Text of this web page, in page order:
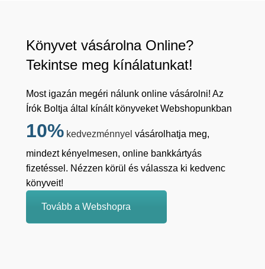
Könyvet vásárolna Online?
Tekintse meg kínálatunkat!
Most igazán megéri nálunk online vásárolni! Az
Írók Boltja által kínált könyveket Webshopunkban
10% kedvezménnyel vásárolhatja meg,
mindezt kényelmesen, online bankkártyás
fizetéssel. Nézzen körül és válassza ki kedvenc
könyveit!
Tovább a Webshopra